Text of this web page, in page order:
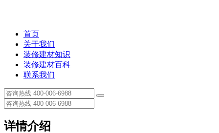
首页
关于我们
装修建材知识
装修建材百科
联系我们
详情介绍